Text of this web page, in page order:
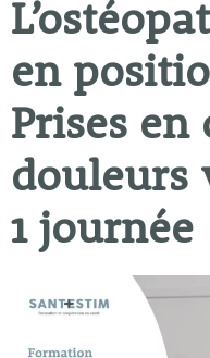
en
Prises en
douleurs
1 journée